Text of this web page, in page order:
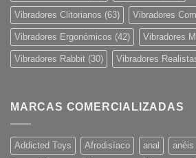
Vibradores Clitorianos (63) Vibradores
Vibradores Ergonómicos (42) Vibradores
Vibradores Rabbit (30) Vibradores
MARCAS COMERCIALIZADAS
Addicted Toys Afrodisíaco anal anéis